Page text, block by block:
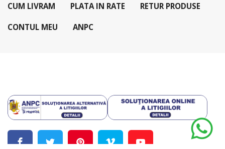
CUM LIVRAM PLATA IN RATE RETUR PRODUSE
CONTUL MEU ANPC